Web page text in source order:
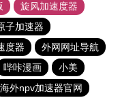
旋风加速度器
子加速器
度器
外网网址导航
哔咔漫画
小美
海外npv加速器官网